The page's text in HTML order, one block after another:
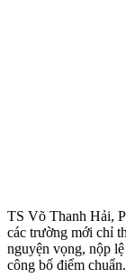
TS Võ Thanh Hải,
các trường mới chỉ
nguyện vọng, nộp
công bố điểm chuẩn.